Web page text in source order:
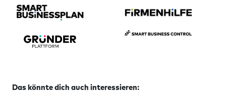
Das könnte dich auch interessieren: